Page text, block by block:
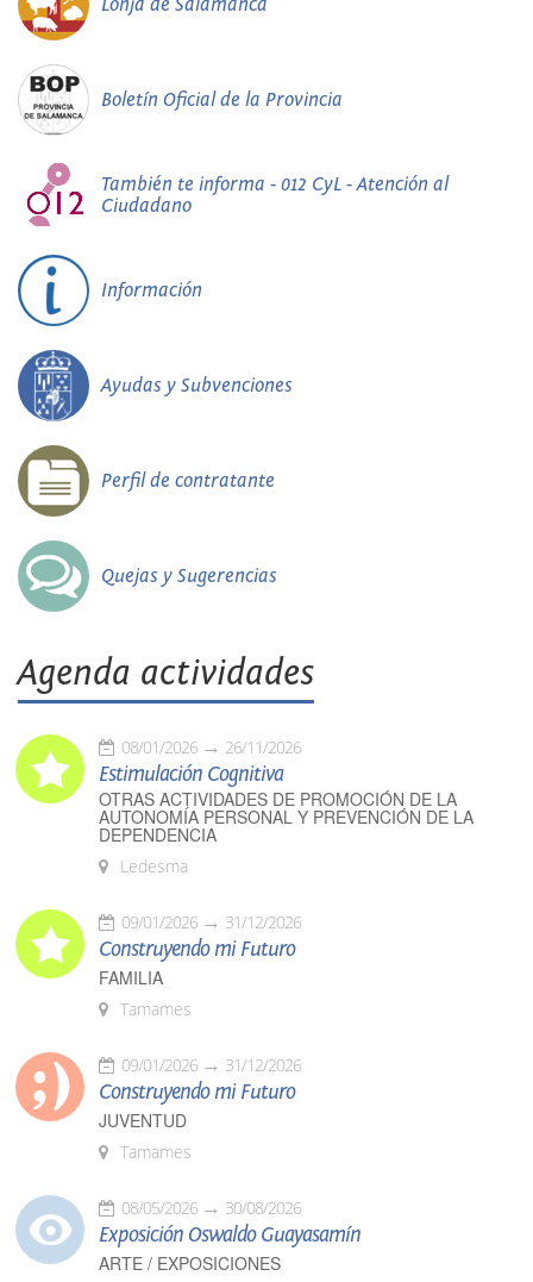
Boletín Oficial de la Provincia
También te informa - 012 CyL - Atención al
Ciudadano
Información
Ayudas y Subvenciones
Perfil de contratante
Quejas y Sugerencias
Agenda actividades
08/01/2026 26/11/2026
Estimulación Cognitiva
OTRAS ACTIVIDADES DE PROMOCIÓN DE LA
AUTONOMÍA PERSONAL Y PREVENCIÓN DE LA
DEPENDENCIA
Ledesma
09/01/2026 31/12/2026
Construyendo mi Futuro
FAMILIA
Tamames
09/01/2026 31/12/2026
Construyendo mi Futuro
JUVENTUD
Tamames
08/05/2026 30/08/2026
Exposición Oswaldo Guayasamín
ARTE / EXPOSICIONES